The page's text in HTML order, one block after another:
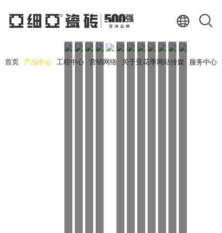
首页 产品中心 工程中心 营销网络 关于亚花季网站传媒 服务中心